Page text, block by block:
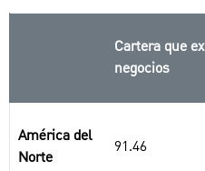
Cartera que
negocios
América del
Norte
91.46